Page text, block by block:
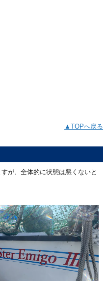
▲TOPへ戻る
が、全体的に状態は悪くないと